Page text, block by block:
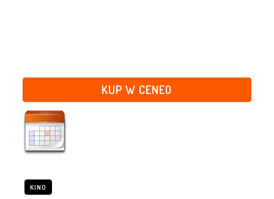
KUP W CENEO
KINO